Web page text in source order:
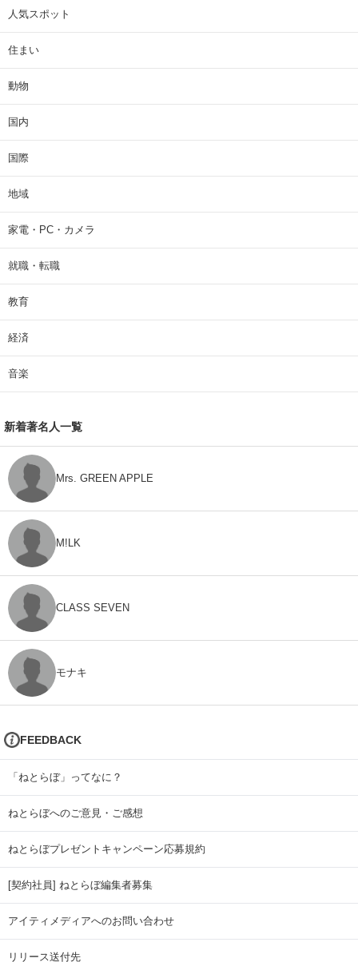
人気スポット
住まい
動物
国内
国際
地域
家電・PC・カメラ
就職・転職
教育
経済
音楽
新着著名人一覧
Mrs. GREEN APPLE
M!LK
CLASS SEVEN
モナキ
FEEDBACK
「ねとらぼ」ってなに？
ねとらぼへのご意見・ご感想
ねとらぼプレゼントキャンペーン応募規約
[契約社員] ねとらぼ編集者募集
アイティメディアへのお問い合わせ
リリース送付先